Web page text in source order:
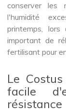
conserver les
l'humidité
printemps,
important de
fertilisant pour
Le
facile
résistance